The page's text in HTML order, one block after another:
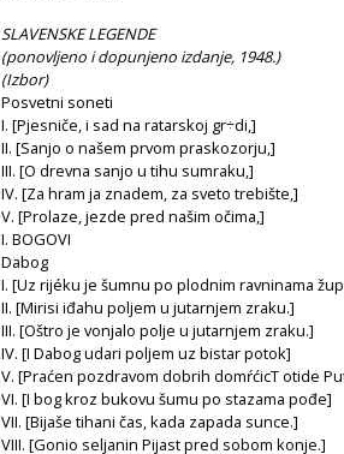
SLAVENSKE LEGENDE
(ponovljeno i dopunjeno izdanje, 1948.)
(Izbor)
Posvetni soneti
I. [Pjesniče, i sad na ratarskoj gr÷di,]
II. [Sanjo o našem prvom praskozorju,]
III. [O drevna sanjo u tihu sumraku,]
IV. [Za hram ja znadem, za sveto trebište,]
V. [Prolaze, jezde pred našim očima,]
I. BOGOVI
Dabog
I. [Uz rijéku je šumnu po plodnim ravninama
II. [Mirisi iđahu poljem u jutarnjem zraku.]
III. [Oštro je vonjalo polje u jutarnjem zraku.]
IV. [I Dabog udari poljem uz bistar potok]
V. [Praćen pozdravom dobrih domŕćicT otide
VI. [I bog kroz bukovu šumu po stazama pođe]
VII. [Bijaše tihani čas, kada zapada sunce.]
VIII. [Gonio seljanin Pijast pred sobom konje.]